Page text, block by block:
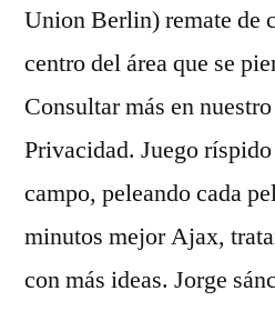
Union Berlin) remate de
centro del área que se
Consultar más en
Privacidad. Juego
campo, peleando cada
minutos mejor Ajax,
con más ideas. Jorge